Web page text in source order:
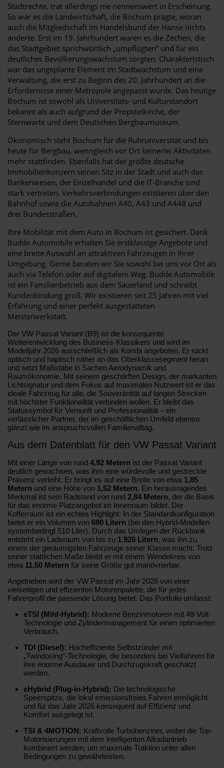
Stadtrechte, trat allerdings nie nennenswert in Erscheinung.
So war es die Landwirtschaft, die Bochum prägte, woran
auch die Mitgliedschaft im Handelsbund der Hanse nichts
änderte. Erst im 19. Jahrhundert waren es die Zechen, die
das Stadtgebiet sprichwörtlich „umpflügten“ und für ein
deutliches Bevölkerungswachstum sorgten. Charakteristisch
war das ungeplante Element im Stadtwachstum und eine
Verwaltung, die erst zu Beginn des 20. Jahrhundert an die
Erfordernisse einer Metropole angepasst wurde. Das heutige
Bochum ist sowohl als Universitäts- und Kulturstandort
bekannt als auch aufgrund der Propsteikirche, der
Sternwarte und dem Deutschen Bergbaumuseum.
Ökonomisch steht Bochum für die Ruhruniversität und bis
heute für Bergbau, wenngleich vor Ort keinerlei Aktivitäten
mehr stattfinden. Ebenfalls hat der größte deutsche
Immobilienkonzern seinen Sitz in der Stadt und auch das
Bankenwesen, der Einzelhandel und die IT-Branche sind
stark vertreten. Verkehrsverbindungen existieren über den
Bahnhof sowie die Autobahnen A40, A43 und A448 und
drei Bundesstraßen.
Ihre Mobilität mit dem Auto in Bochum ist gesichert. Dank
Budde Automobile erhalten Sie erstklassige Angebote und
eine breite Auswahl an attraktiven Fahrzeugen in Ihrer
Umgebung. Gerne beraten wir Sie sowohl bei uns vor Ort als
auch via Telefon oder auf digitalem Weg. Budde Automobile
ist ein Familienbetrieb aus dem Sauerland und schreibt
Kundenbindung groß. Wir existieren seit 25 Jahren mit viel
Erfahrung und einer perfekt ausgestatteten
Meisterwerkstatt.
Der VW Passat Variant (B9) ist die konsequente
Weiterentwicklung des Business-Klassikers und wird im
Modelljahr 2026 ausschließlich als Kombi angeboten. Er rückt
optisch und haptisch näher an das Oberklassesegment heran
und setzt Maßstäbe in Sachen Aerodynamik und
Raumökonomie. Mit seinem geschärften Design, der markanten
Lichtsignatur und dem Fokus auf maximalen Nutzwert ist er das
ideale Fahrzeug für alle, die Souveränität auf langen Strecken
mit höchster Funktionalität verbinden wollen. Er bleibt das
Statussymbol für Vernunft und Professionalität – ein
verlässlicher Partner, der im geschäftlichen Umfeld ebenso
glänzt wie im anspruchsvollen Familienalltag.
Aus dem Datenblatt für den VW Passat Variant
Mit einer Länge von rund 4,92 Metern ist der Passat Variant
deutlich gewachsen, was ihm eine würdevolle und gestreckte
Präsenz verleiht. Er bringt es auf eine Breite von etwa 1,85
Metern und eine Höhe von 1,52 Metern. Ein herausragendes
Merkmal ist sein Radstand von rund 2,84 Metern, der die Basis
für das enorme Platzangebot im Innenraum bildet. Der
Kofferraum ist ein echtes Highlight: In der Standardkonfiguration
bietet er ein Volumen von 690 Litern (bei den Hybrid-Modellen
systembedingt 510 Liter). Durch das Umlegen der Rückbank
entsteht ein Laderaum von bis zu 1.920 Litern, was ihn zu
einem der geräumigsten Fahrzeuge seiner Klasse macht. Trotz
seiner stattlichen Maße bleibt er mit einem Wendekreis von
etwa 11,50 Metern für seine Größe gut manövrierbar.
Angetrieben wird der VW Passat im Jahr 2026 von einer
vielseitigen und effizienten Motorenpalette, die für jedes
Fahrerprofil die passende Lösung bietet. Das Portfolio umfasst:
eTSI (Mild-Hybrid): Moderne Benzinmotoren mit 48-Volt-
Technologie und Zylindermanagement für einen optimierten
Verbrauch.
TDI (Diesel): Hocheffiziente Selbstzünder mit
„Twindosing“-Technologie, die besonders bei Vielfahrern für
ihre enorme Ausdauer und Durchzugskraft geschätzt
werden.
eHybrid (Plug-in-Hybrid): Die technologische
Speerspitze, die lokal emissionsfreies Fahren ermöglicht
und für das Jahr 2026 konsequent auf Effizienz und
Komfort ausgelegt ist.
TSI & 4MOTION: Kraftvolle Turbobenziner, wobei die Top-
Motorisierungen mit dem intelligenten Allradantrieb
kombiniert werden, um maximale Traktion unter allen
Bedingungen zu gewährleisten.